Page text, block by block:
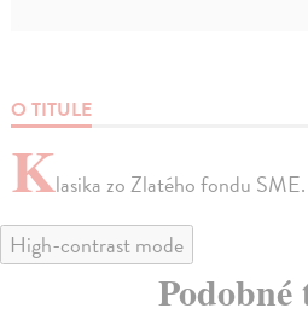
O TITULE
Klasika zo Zlatého fondu SME.
High-contrast mode